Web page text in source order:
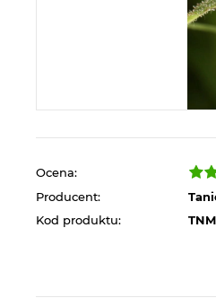
Ocena:
Producent:
Kod produktu: